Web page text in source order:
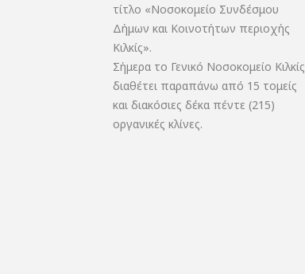
τίτλο «Νοσοκομείο Συνδέσμου
Δήμων και Κοινοτήτων περιοχής
Κιλκίς».
Σήμερα το Γενικό Νοσοκομείο Κιλκίς
διαθέτει παραπάνω από 15 τομείς
και διακόσιες δέκα πέντε (215)
οργανικές κλίνες.